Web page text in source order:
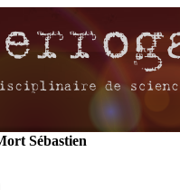
Sébastien